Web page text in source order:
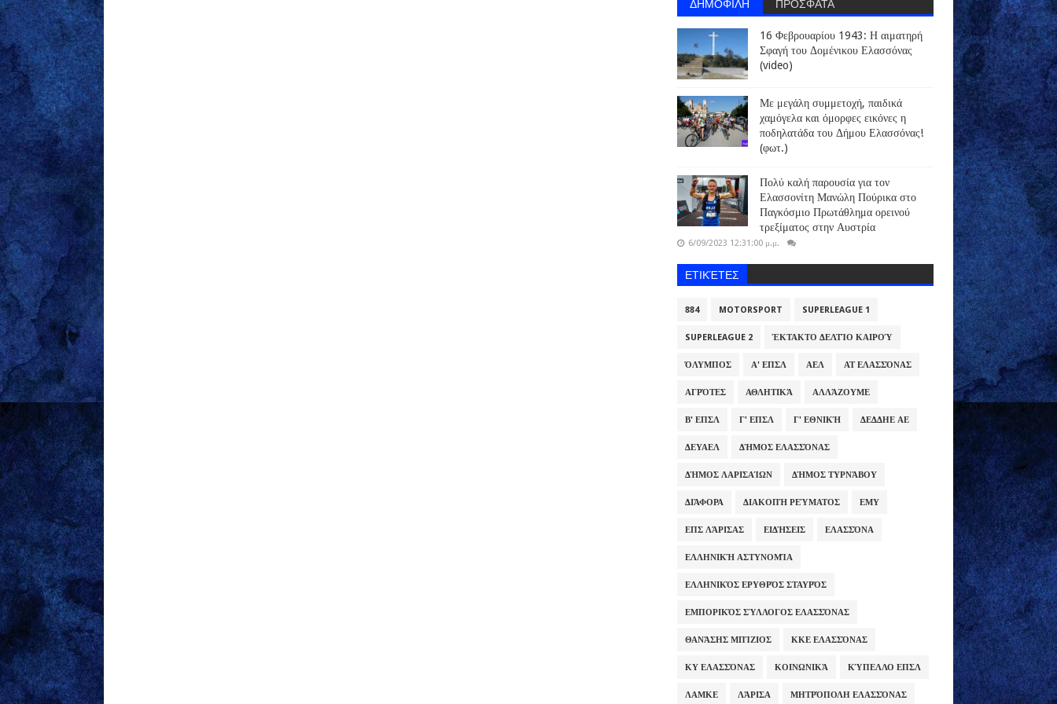
16 Φεβρουαρίου 1943: Η αιματηρή
Σφαγή του Δομένικου Ελασσόνας
(video)
Με μεγάλη συμμετοχή, παιδικά
χαμόγελα και όμορφες εικόνες η
ποδηλατάδα του Δήμου Ελασσόνας!
(φωτ.)
Πολύ καλή παρουσία για τον
Ελασσονίτη Μανώλη Πούρικα στο
Παγκόσμιο Πρωτάθλημα ορεινού
τρεξίματος στην Αυστρία
6/09/2023 12:31:00 μ.μ.
ΕΤΙΚΈΤΕΣ
884 MOTORSPORT SUPERLEAGUE 1
SUPERLEAGUE 2 ΈΚΤΑΚΤΟ ΔΕΛΤΊΟ ΚΑΙΡΟΎ
ΌΛΥΜΠΟΣ Α' ΕΠΣΛ ΑΕΛ ΑΤ ΕΛΑΣΣΌΝΑΣ
ΑΓΡΌΤΕΣ ΑΘΛΗΤΙΚΆ ΑΛΛΆΖΟΥΜΕ
Β' ΕΠΣΛ Γ' ΕΠΣΛ Γ' ΕΘΝΙΚΉ ΔΕΔΔΗΕ ΑΕ
ΔΕΥΑΕΛ ΔΉΜΟΣ ΕΛΑΣΣΌΝΑΣ
ΔΉΜΟΣ ΛΑΡΙΣΑΊΩΝ ΔΉΜΟΣ ΤΥΡΝΆΒΟΥ
ΔΙΆΦΟΡΑ ΔΙΑΚΟΠΉ ΡΕΎΜΑΤΟΣ ΕΜΥ
ΕΠΣ ΛΆΡΙΣΑΣ ΕΙΔΉΣΕΙΣ ΕΛΑΣΣΌΝΑ
ΕΛΛΗΝΙΚΉ ΑΣΤΥΝΟΜΊΑ
ΕΛΛΗΝΙΚΌΣ ΕΡΥΘΡΌΣ ΣΤΑΥΡΌΣ
ΕΜΠΟΡΙΚΌΣ ΣΎΛΛΟΓΟΣ ΕΛΑΣΣΌΝΑΣ
ΘΑΝΆΣΗΣ ΜΠΊΖΙΟΣ ΚΚΕ ΕΛΑΣΣΌΝΑΣ
ΚΥ ΕΛΑΣΣΌΝΑΣ ΚΟΙΝΩΝΙΚΆ ΚΎΠΕΛΛΟ ΕΠΣΛ
ΛΑΜΚΕ ΛΆΡΙΣΑ ΜΗΤΡΌΠΟΛΗ ΕΛΑΣΣΌΝΑΣ